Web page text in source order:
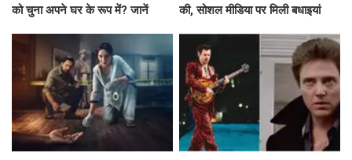
को चुना अपने घर के रूप में? जानें
की, सोशल मीडिया पर मिली बधाइयां